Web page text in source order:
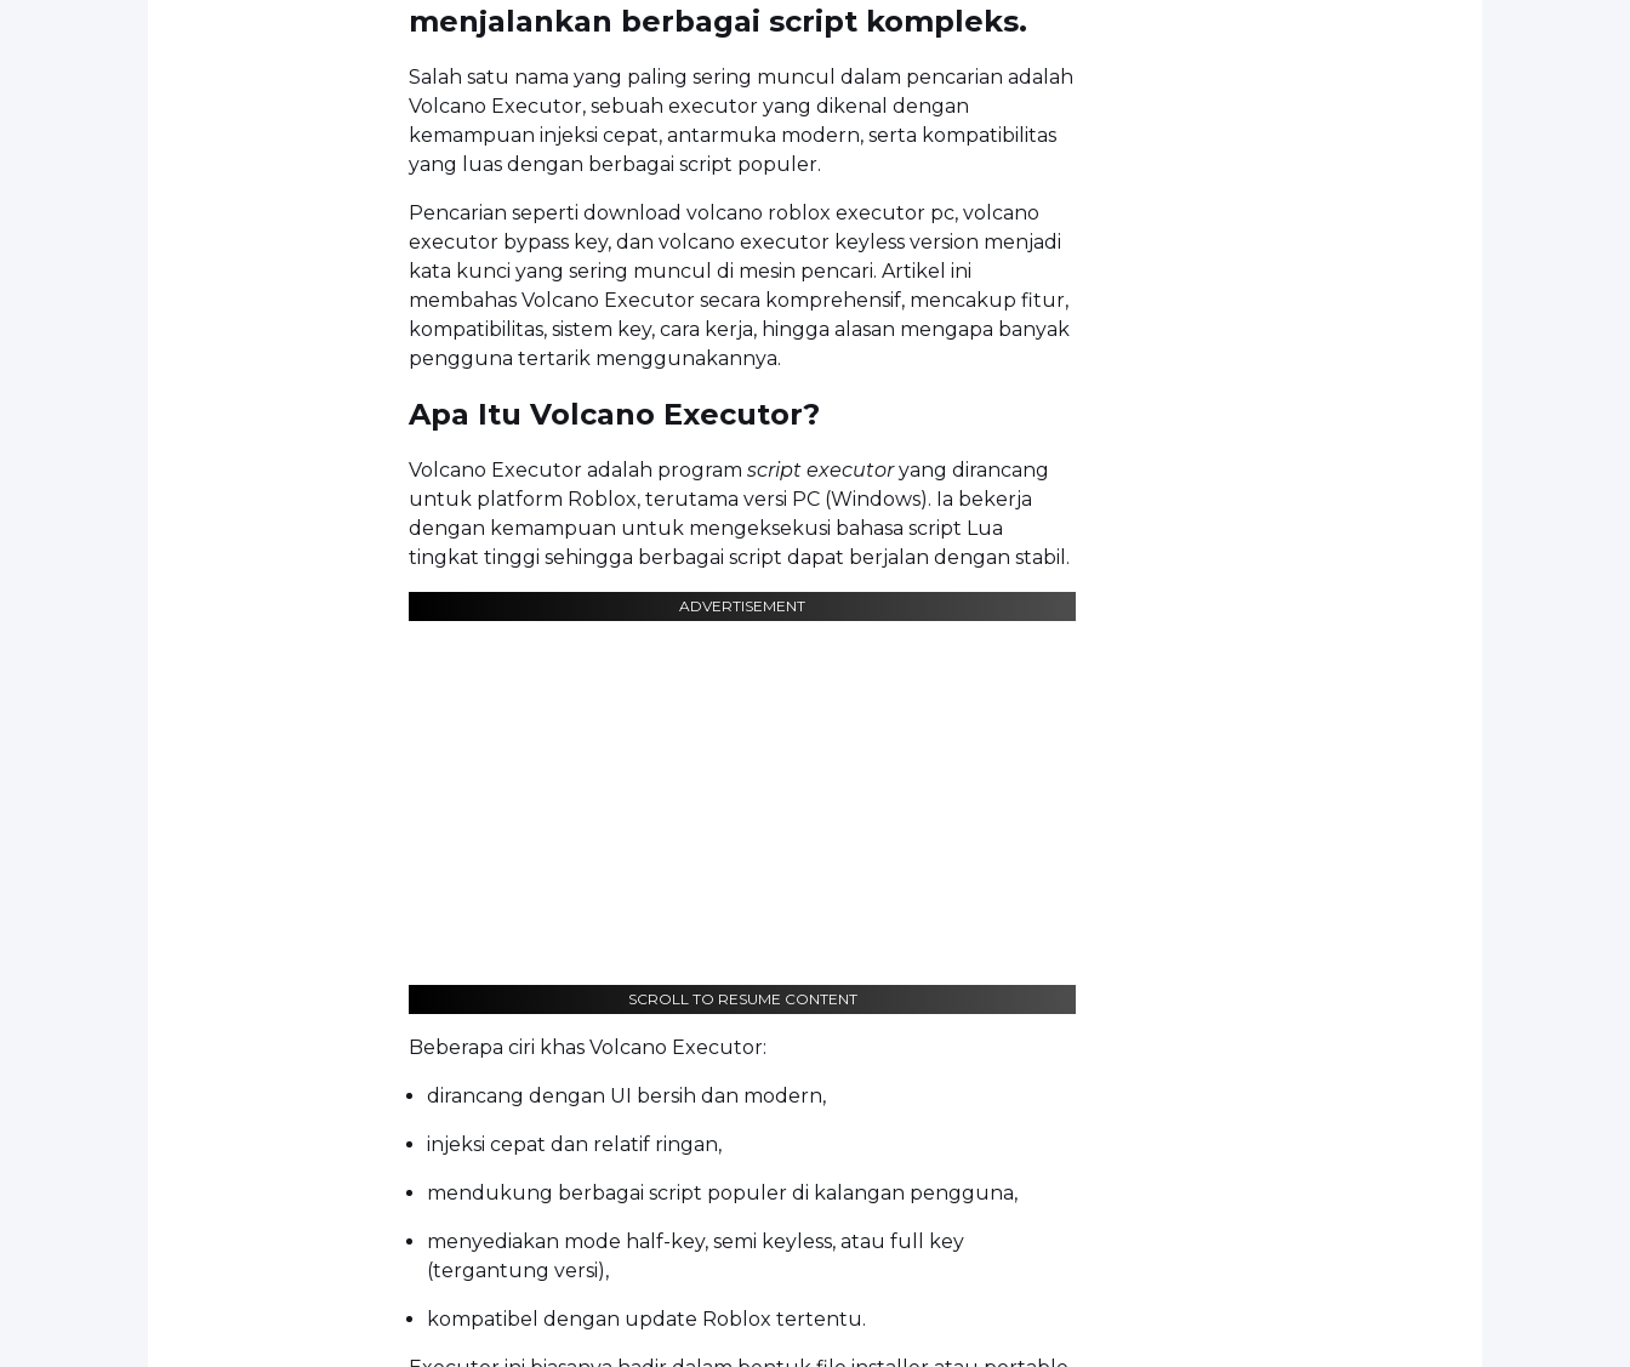
menjalankan berbagai script kompleks.
Salah satu nama yang paling sering muncul dalam pencarian adalah
Volcano Executor, sebuah executor yang dikenal dengan
kemampuan injeksi cepat, antarmuka modern, serta kompatibilitas
yang luas dengan berbagai script populer.
Pencarian seperti download volcano roblox executor pc, volcano
executor bypass key, dan volcano executor keyless version menjadi
kata kunci yang sering muncul di mesin pencari. Artikel ini
membahas Volcano Executor secara komprehensif, mencakup fitur,
kompatibilitas, sistem key, cara kerja, hingga alasan mengapa banyak
pengguna tertarik menggunakannya.
Apa Itu Volcano Executor?
Volcano Executor adalah program script executoryang dirancang
untuk platform Roblox, terutama versi PC (Windows). Ia bekerja
dengan kemampuan untuk mengeksekusi bahasa script Lua
tingkat tinggi sehingga berbagai script dapat berjalan dengan stabil.
ADVERTISEMENT
SCROLL TO RESUME CONTENT
Beberapa ciri khas Volcano Executor:
dirancang dengan UI bersih dan modern,
injeksi cepat dan relatif ringan,
mendukung berbagai script populer di kalangan pengguna,
menyediakan mode half-key, semi keyless, atau full key
(tergantung versi),
kompatibel dengan update Roblox tertentu.